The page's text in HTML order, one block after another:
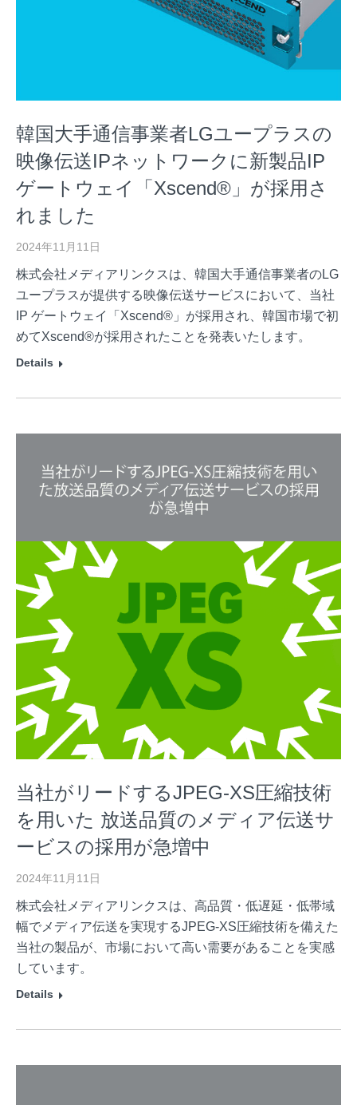
韓国大手通信事業者LGユープラスの
映像伝送IPネットワークに新製品IP
ゲートウェイ「Xscend®」が採用さ
れました
2024年11月11日
株式会社メディアリンクスは、韓国大手通信事業者のLG
ユープラスが提供する映像伝送サービスにおいて、当社
IP ゲートウェイ「Xscend®」が採用され、韓国市場で初
めてXscend®が採用されたことを発表いたします。
Details
当社がリードするJPEG-XS圧縮技術
を用いた 放送品質のメディア伝送サ
ービスの採用が急増中
2024年11月11日
株式会社メディアリンクスは、高品質・低遅延・低帯域
幅でメディア伝送を実現するJPEG-XS圧縮技術を備えた
当社の製品が、市場において高い需要があることを実感
しています。
Details